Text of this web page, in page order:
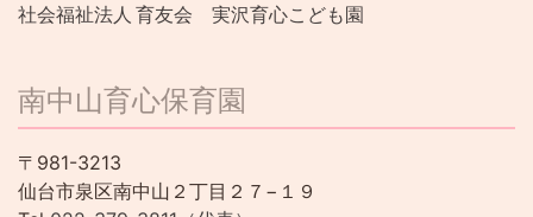
社会福祉法人 育友会 実沢育心こども園
南中山育心保育園
〒981-3213
仙台市泉区南中山２丁目２７−１９